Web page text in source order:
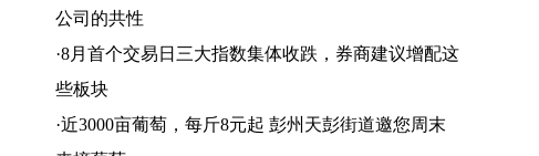
公司的共性
·8月首个交易日三大指数集体收跌，券商建议增配这
些板块
·近3000亩葡萄，每斤8元起 彭州天彭街道邀您周末